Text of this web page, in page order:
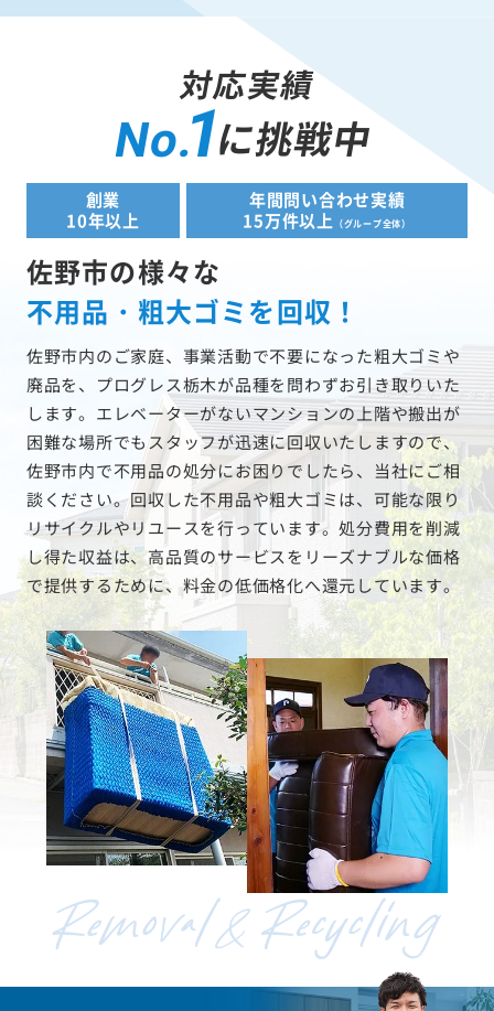
対応実績
No.1に挑戦中
創業
10年以上
年間問い合わせ実績
15万件以上
（グループ全体）
佐野市の様々な
不用品・粗大ゴミを回収！
佐野市内のご家庭、事業活動で不要になった粗大ゴミや
廃品を、プログレス栃木が品種を問わずお引き取りいた
します。エレベーターがないマンションの上階や搬出が
困難な場所でもスタッフが迅速に回収いたしますので、
佐野市内で不用品の処分にお困りでしたら、当社にご相
談ください。回収した不用品や粗大ゴミは、可能な限り
リサイクルやリユースを行っています。処分費用を削減
し得た収益は、高品質のサービスをリーズナブルな価格
で提供するために、料金の低価格化へ還元しています。